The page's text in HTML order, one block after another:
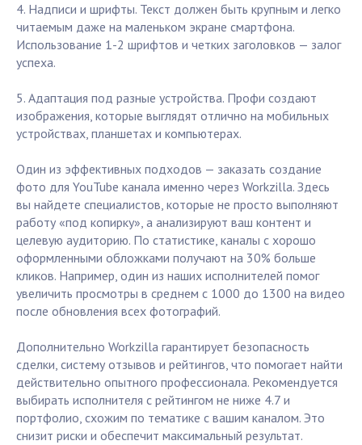
4. Надписи и шрифты. Текст должен быть крупным и легко
читаемым даже на маленьком экране смартфона.
Использование 1-2 шрифтов и четких заголовков — залог
успеха.
5. Адаптация под разные устройства. Профи создают
изображения, которые выглядят отлично на мобильных
устройствах, планшетах и компьютерах.
Один из эффективных подходов — заказать создание
фото для YouTube канала именно через Workzilla. Здесь
вы найдете специалистов, которые не просто выполняют
работу «под копирку», а анализируют ваш контент и
целевую аудиторию. По статистике, каналы с хорошо
оформленными обложками получают на 30% больше
кликов. Например, один из наших исполнителей помог
увеличить просмотры в среднем с 1000 до 1300 на видео
после обновления всех фотографий.
Дополнительно Workzilla гарантирует безопасность
сделки, систему отзывов и рейтингов, что помогает найти
действительно опытного профессионала. Рекомендуется
выбирать исполнителя с рейтингом не ниже 4.7 и
портфолио, схожим по тематике с вашим каналом. Это
снизит риски и обеспечит максимальный результат.